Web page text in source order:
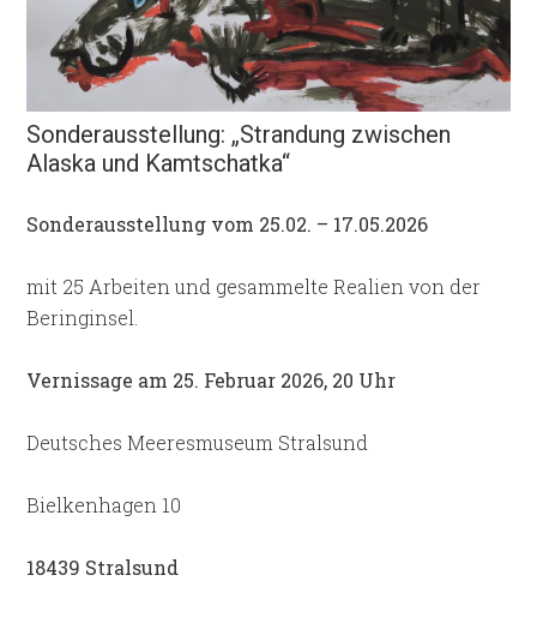
Sonderausstellung: „Strandung zwischen
Alaska und Kamtschatka“
Sonderausstellung vom 25.02. – 17.05.2026
mit 25 Arbeiten und gesammelte Realien von der
Beringinsel.
Vernissage am 25. Februar 2026, 20 Uhr
Deutsches Meeresmuseum Stralsund
Bielkenhagen 10
18439 Stralsund